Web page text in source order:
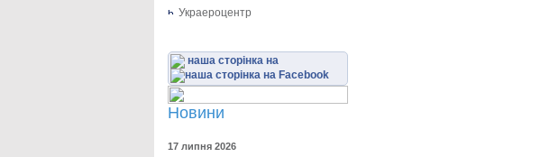
Украероцентр
наша сторінка на
Новини
17 липня 2026